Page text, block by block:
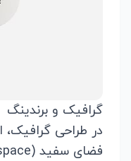
گرافیک و برندینگ
در طراحی گرافیک،